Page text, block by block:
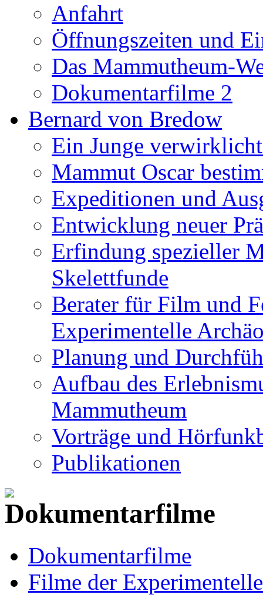
Anfahrt
Öffnungszeiten und
Das Mammutheum-
Dokumentarfilme 2
Bernard von Bredow
Ein Junge
Mammut Oscar
Expeditionen und
Entwicklung neuer
Erfindung spezieller
Skelettfunde
Berater für Film und
Experimentelle
Planung und
Aufbau des
Mammutheum
Vorträge und
Publikationen
Dokumentarfilme
Filme der